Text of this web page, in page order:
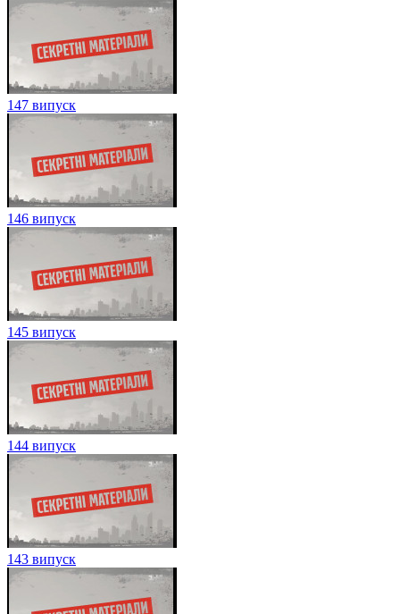
147 випуск
146 випуск
145 випуск
144 випуск
143 випуск